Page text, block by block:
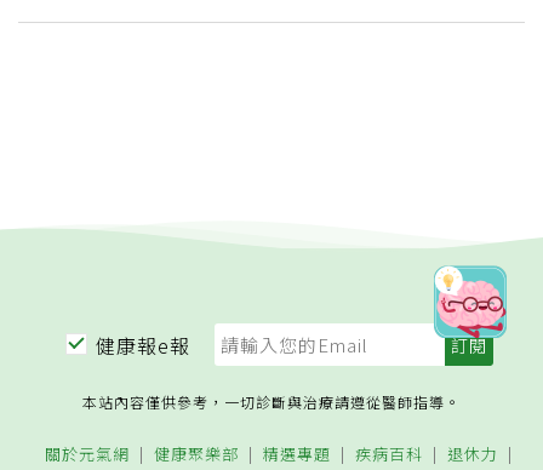
健康報e報
本站內容僅供參考，一切診斷與治療請遵從醫師指導。
關於元氣網 健康聚樂部 精選專題 疾病百科 退休力